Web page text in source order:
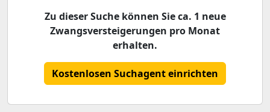
Zu dieser Suche können Sie ca. 1 neue
Zwangsversteigerungen pro Monat
erhalten.
Kostenlosen Suchagent einrichten